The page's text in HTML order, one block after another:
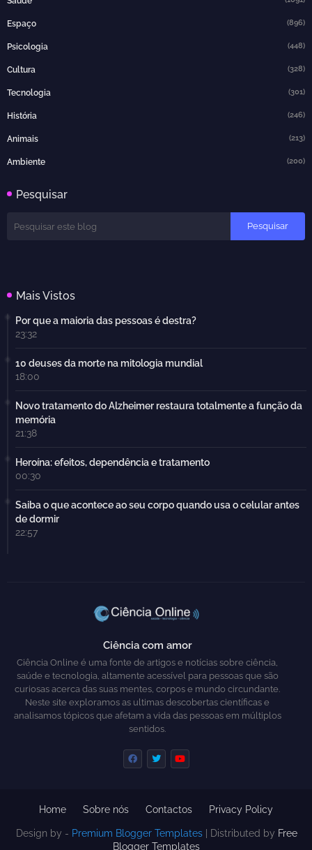
Espaço (896)
Psicologia (448)
Cultura (328)
Tecnologia (301)
História (246)
Animais (213)
Ambiente (200)
Pesquisar
Mais Vistos
Por que a maioria das pessoas é destra?
23:32
10 deuses da morte na mitologia mundial
18:00
Novo tratamento do Alzheimer restaura totalmente a função da
memória
21:38
Heroína: efeitos, dependência e tratamento
00:30
Saiba o que acontece ao seu corpo quando usa o celular antes
de dormir
22:57
Ciência com amor
Ciência Online é uma fonte de artigos e notícias sobre ciência,
saúde e tecnologia, altamente acessível para pessoas que são
curiosas acerca das suas mentes, corpos e mundo circundante.
Neste site exploramos as ultimas descobertas científicas e
analisamos tópicos que afetam a vida das pessoas em múltiplos
sentidos.
Design by - Premium Blogger Templates| Distributed by Free
Blogger Templates
Home Sobre nós Contactos Privacy Policy